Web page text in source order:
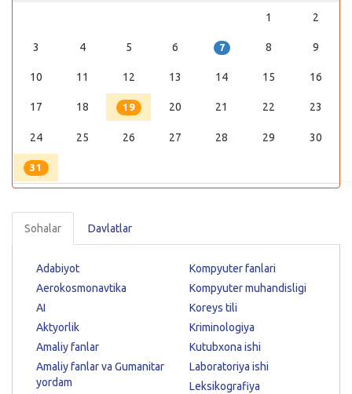
1
2
3 4 5 6 7 8 9
10 11 12 13 14 15 16
17 18 19 20 21 22 23
24 25 26 27 28 29 30
31
Sohalar Davlatlar
Adabiyot
Aerokosmonavtika
AI
Aktyorlik
Amaliy fanlar
Amaliy fanlar va Gumanitar
yordam
Kompyuter fanlari
Kompyuter muhandisligi
Koreys tili
Kriminologiya
Kutubxona ishi
Laboratoriya ishi
Leksikografiya